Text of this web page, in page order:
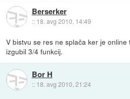
Berserker
:: 18. avg 2010, 14:49
V bistvu se res ne splača ker je
izgubil 3/4 funkcij.
Bor H
:: 18. avg 2010, 21:24